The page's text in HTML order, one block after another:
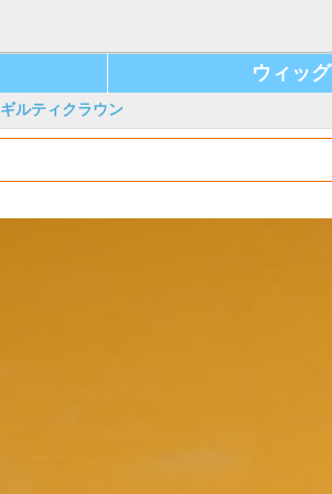
ウィッグ
ギルティクラウン